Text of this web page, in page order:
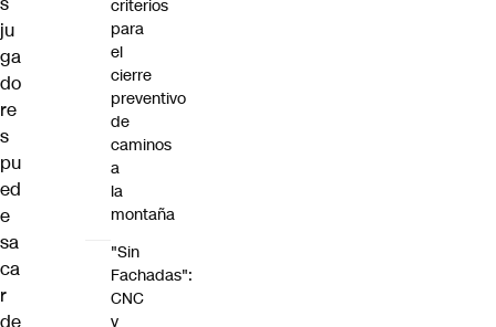
ju
ga
do
re
s
pu
ed
e
sa
ca
r
de
criterios
para
el
cierre
preventivo
de
caminos
a
la
montaña
"Sin
Fachadas":
CNC
y